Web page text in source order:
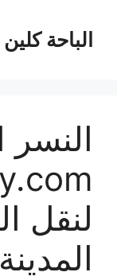
المحتوىالباحة كلين
النسر
لنقل